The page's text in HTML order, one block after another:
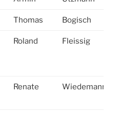
Thomas Bogisch
Roland Fleissig
Renate Wiedemann